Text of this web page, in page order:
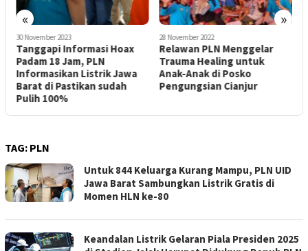
« »
30 November 2023
Tanggapi Informasi Hoax
Padam 18 Jam, PLN
Informasikan Listrik Jawa
Barat di Pastikan sudah
Pulih 100%
28 November 2022
Relawan PLN Menggelar
Trauma Healing untuk
Anak-Anak di Posko
Pengungsian Cianjur
TAG: PLN
Untuk 844 Keluarga Kurang Mampu, PLN UID
Jawa Barat Sambungkan Listrik Gratis di
Momen HLN ke-80
Keandalan Listrik Gelaran Piala Presiden 2025